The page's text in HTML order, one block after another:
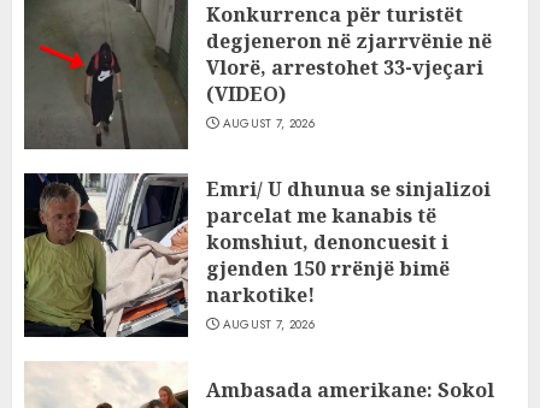
Konkurrenca për turistët
degjeneron në zjarrvënie në
Vlorë, arrestohet 33-vjeçari
(VIDEO)
AUGUST 7, 2026
Emri/ U dhunua se sinjalizoi
parcelat me kanabis të
komshiut, denoncuesit i
gjenden 150 rrënjë bimë
narkotike!
AUGUST 7, 2026
Ambasada amerikane: Sokol